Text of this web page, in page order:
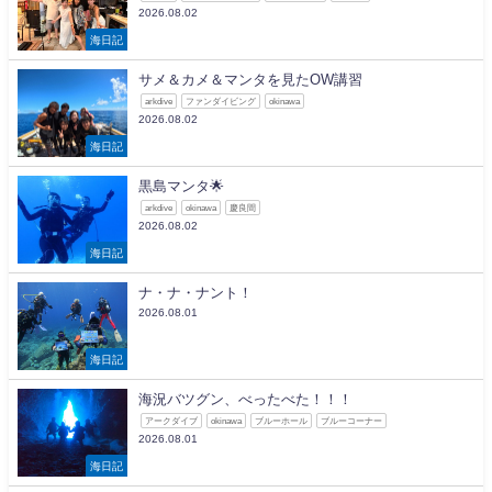
海日記
2026.08.02
海日記
サメ＆カメ＆マンタを見たOW講習
arkdive ファンダイビング okinawa
2026.08.02
海日記
黒島マンタ🌟
arkdive okinawa 慶良間
2026.08.02
海日記
ナ・ナ・ナント！
2026.08.01
海日記
海況バツグン、べったべた！！！
アークダイブ okinawa ブルーホール ブルーコーナー
2026.08.01